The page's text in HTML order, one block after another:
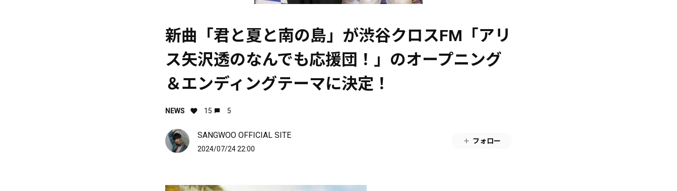
新曲「君と夏と南の島」が渋谷クロスFM「アリ
ス矢沢透のなんでも応援団！」のオープニング
＆エンディングテーマに決定！
NEWS 15 5
SANGWOO OFFICIAL SITE
2024/07/24 22:00
フォロー